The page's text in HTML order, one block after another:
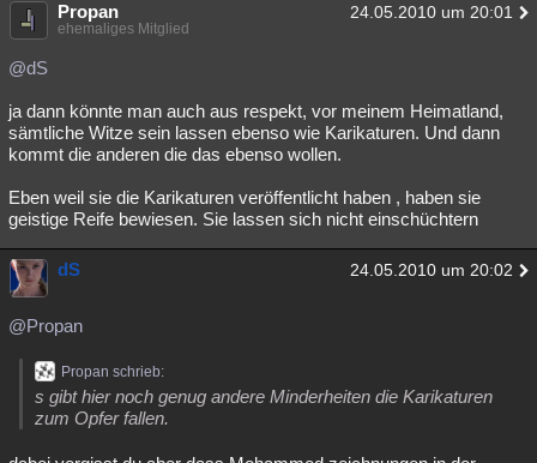
Propan 24.05.2010 um 20:01
ehemaliges Mitglied
@dS
ja dann könnte man auch aus respekt, vor meinem Heimatland,
sämtliche Witze sein lassen ebenso wie Karikaturen. Und dann
kommt die anderen die das ebenso wollen.
Eben weil sie die Karikaturen veröffentlicht haben , haben sie
geistige Reife bewiesen. Sie lassen sich nicht einschüchtern
dS 24.05.2010 um 20:02
@Propan
Propan schrieb:
s gibt hier noch genug andere Minderheiten die Karikaturen
zum Opfer fallen.